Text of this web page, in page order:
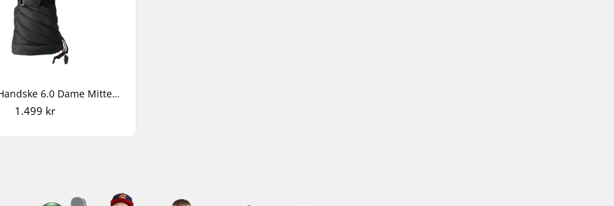
Lenz Heat Handske 6.0 Dame Mittens
1.499 kr